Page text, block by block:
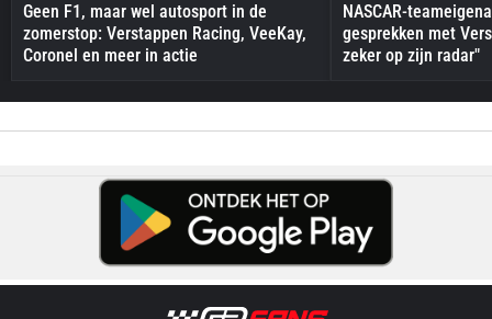
Geen F1, maar wel autosport in de
zomerstop: Verstappen Racing, VeeKay,
Coronel en meer in actie
NASCAR-
gesprekken met
zeker op zijn radar"